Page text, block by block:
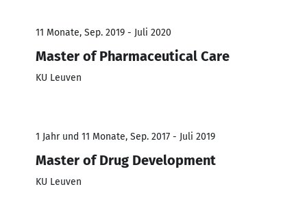
11 Monate, Sep. 2019 - Juli 2020
Master of Pharmaceutical Care
KU Leuven
1 Jahr und 11 Monate, Sep. 2017 - Juli 2019
Master of Drug Development
KU Leuven